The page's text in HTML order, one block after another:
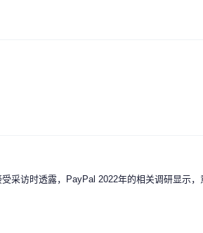
采访时透露，PayPal 2022年的相关调研显示